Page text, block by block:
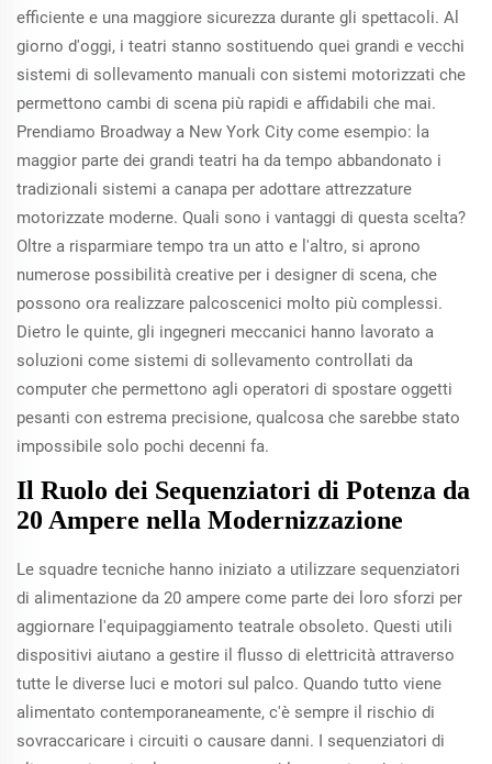
efficiente e una maggiore sicurezza durante gli spettacoli. Al
giorno d'oggi, i teatri stanno sostituendo quei grandi e vecchi
sistemi di sollevamento manuali con sistemi motorizzati che
permettono cambi di scena più rapidi e affidabili che mai.
Prendiamo Broadway a New York City come esempio: la
maggior parte dei grandi teatri ha da tempo abbandonato i
tradizionali sistemi a canapa per adottare attrezzature
motorizzate moderne. Quali sono i vantaggi di questa scelta?
Oltre a risparmiare tempo tra un atto e l'altro, si aprono
numerose possibilità creative per i designer di scena, che
possono ora realizzare palcoscenici molto più complessi.
Dietro le quinte, gli ingegneri meccanici hanno lavorato a
soluzioni come sistemi di sollevamento controllati da
computer che permettono agli operatori di spostare oggetti
pesanti con estrema precisione, qualcosa che sarebbe stato
impossibile solo pochi decenni fa.
Il Ruolo dei Sequenziatori di Potenza da
20 Ampere nella Modernizzazione
Le squadre tecniche hanno iniziato a utilizzare sequenziatori
di alimentazione da 20 ampere come parte dei loro sforzi per
aggiornare l'equipaggiamento teatrale obsoleto. Questi utili
dispositivi aiutano a gestire il flusso di elettricità attraverso
tutte le diverse luci e motori sul palco. Quando tutto viene
alimentato contemporaneamente, c'è sempre il rischio di
sovraccaricare i circuiti o causare danni. I sequenziatori di